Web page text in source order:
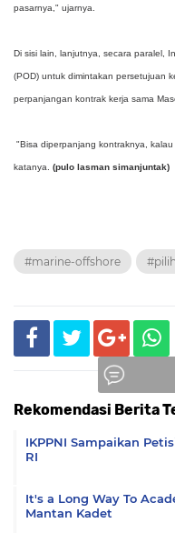
pasarnya," ujarnya.
Di sisi lain, lanjutnya, secara paralel,
(POD) untuk dimintakan persetujuan
perpanjangan kontrak kerja sama
"Bisa diperpanjang kontraknya,
katanya. (pulo lasman simanjuntak)
#marine-offshore
Rekomendasi Berita
IKPPNI Sampaikan
RI
It's a Long Way To
Mantan Kadet